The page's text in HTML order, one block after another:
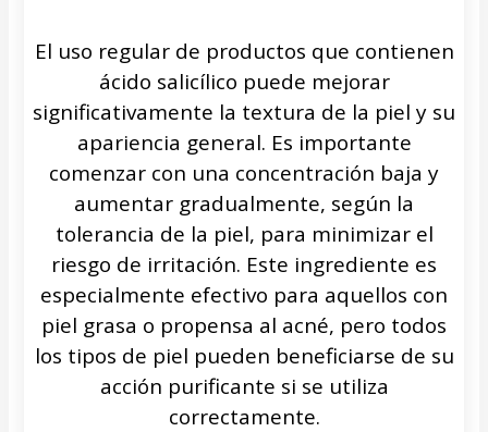
El uso regular de productos que contienen
ácido salicílico puede mejorar
significativamente la textura de la piel y su
apariencia general. Es importante
comenzar con una concentración baja y
aumentar gradualmente, según la
tolerancia de la piel, para minimizar el
riesgo de irritación. Este ingrediente es
especialmente efectivo para aquellos con
piel grasa o propensa al acné, pero todos
los tipos de piel pueden beneficiarse de su
acción purificante si se utiliza
correctamente.